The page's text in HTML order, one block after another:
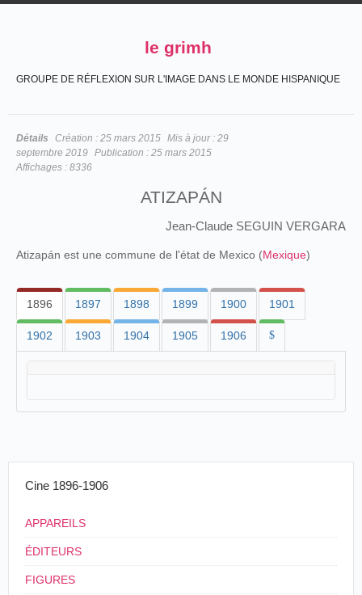
le grimh
GROUPE DE RÉFLEXION SUR L'IMAGE DANS LE MONDE HISPANIQUE
Détails Création : 25 mars 2015 Mis à jour : 29
septembre 2019 Publication : 25 mars 2015
Affichages : 8336
ATIZAPÁN
Jean-Claude SEGUIN VERGARA
Atizapán est une commune de l'état de Mexico (Mexique)
1896 1897 1898 1899 1900 1901
1902 1903 1904 1905 1906 $
Cine 1896-1906
APPAREILS
ÉDITEURS
FIGURES